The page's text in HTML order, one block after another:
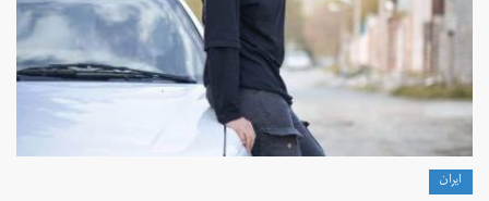
ايران